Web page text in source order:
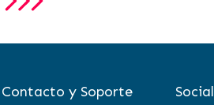
Contacto y Soporte Social